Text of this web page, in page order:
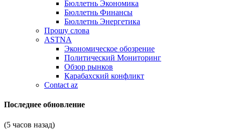
Бюллетнь Экономика
Бюллетнь Финансы
Бюллетнь Энергетика
Прошу слова
ASTNA
Экономическое обозрение
Политический Мониторинг
Обзор рынков
Карабахский конфликт
Contact az
Последнее обновление
(5 часов назад)